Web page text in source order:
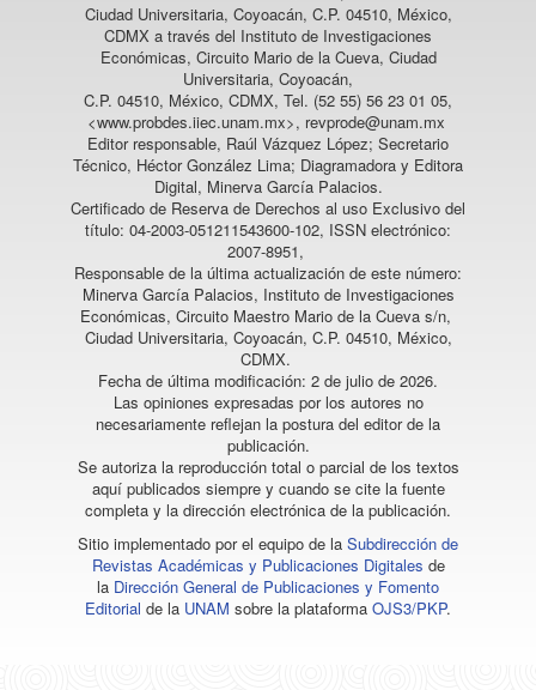
Ciudad Universitaria, Coyoacán, C.P. 04510, México,
CDMX a través del Instituto de Investigaciones
Económicas, Circuito Mario de la Cueva, Ciudad
Universitaria, Coyoacán,
C.P. 04510, México, CDMX, Tel. (52 55) 56 23 01 05,
<www.probdes.iiec.unam.mx>, revprode@unam.mx
Editor responsable, Raúl Vázquez López; Secretario
Técnico, Héctor González Lima; Diagramadora y Editora
Digital, Minerva García Palacios.
Certificado de Reserva de Derechos al uso Exclusivo del
título: 04-2003-051211543600-102, ISSN electrónico:
2007-8951,
Responsable de la última actualización de este número:
Minerva García Palacios, Instituto de Investigaciones
Económicas, Circuito Maestro Mario de la Cueva s/n,
Ciudad Universitaria, Coyoacán, C.P. 04510, México,
CDMX.
Fecha de última modificación: 2 de julio de 2026.
Las opiniones expresadas por los autores no
necesariamente reflejan la postura del editor de la
publicación.
Se autoriza la reproducción total o parcial de los textos
aquí publicados siempre y cuando se cite la fuente
completa y la dirección electrónica de la publicación.
Sitio implementado por el equipo de la Subdirección de
Revistas Académicas y Publicaciones Digitales de
la Dirección General de Publicaciones y Fomento
Editorial de la UNAM sobre la plataforma OJS3/PKP.